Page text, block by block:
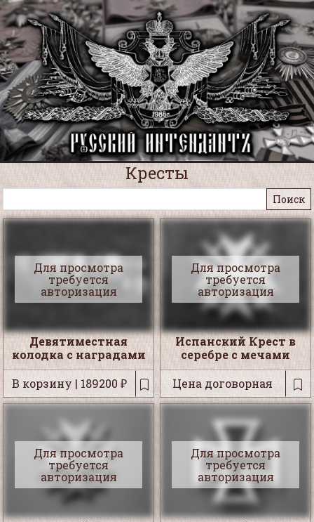
Кресты
Для просмотра
требуется
авторизация
Девятиместная
колодка с наградами
В корзину | 189200 ₽
Для просмотра
требуется
авторизация
Испанский Крест в
серебре с мечами
Цена договорная
Для просмотра
требуется
авторизация
Для просмотра
требуется
авторизация